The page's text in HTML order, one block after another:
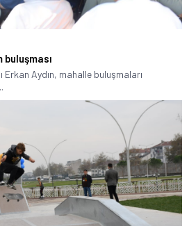
buluşması
Erkan Aydın, mahalle buluşmaları